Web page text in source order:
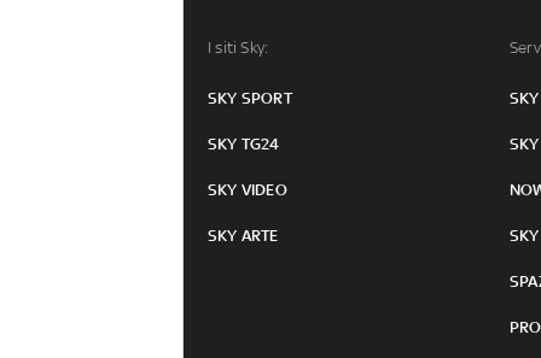
I siti Sky:
SKY SPORT
SKY TG24
SKY VIDEO
SKY ARTE